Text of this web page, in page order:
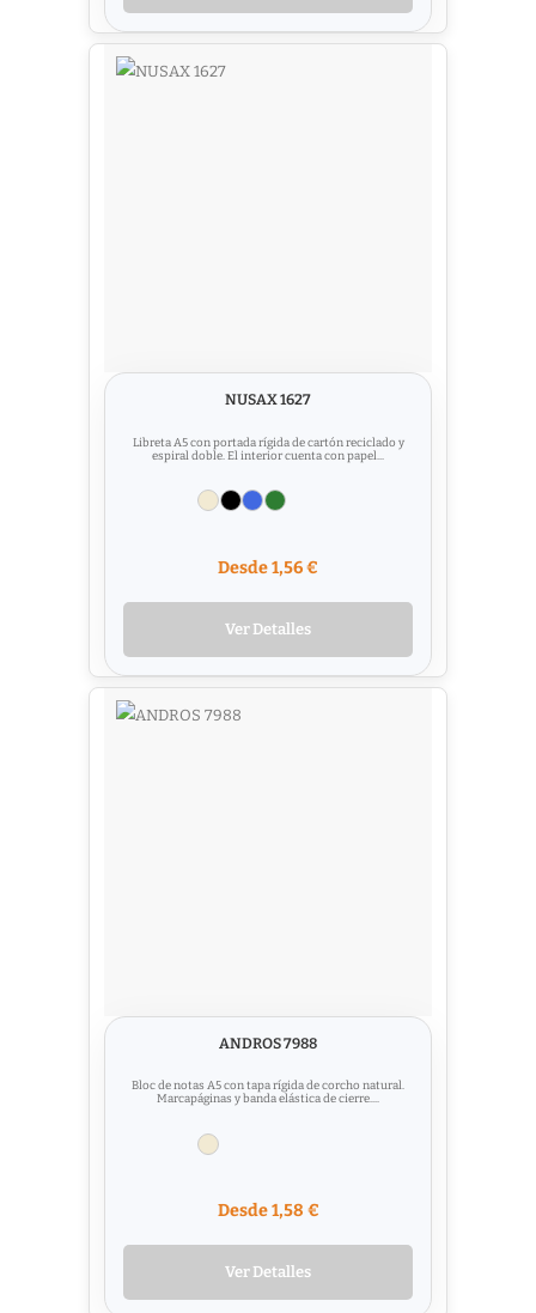
NUSAX 1627
Libreta A5 con portada rígida de cartón reciclado y
espiral doble. El interior cuenta con papel...
Desde 1,56 €
Ver Detalles
ANDROS 7988
Bloc de notas A5 con tapa rígida de corcho natural.
Marcapáginas y banda elástica de cierre....
Desde 1,58 €
Ver Detalles